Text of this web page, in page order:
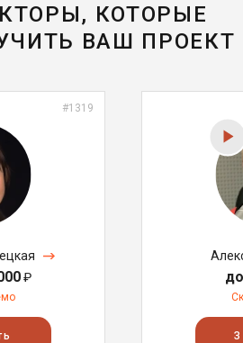
КОТОРЫЕ
ВАШ ПРОЕКТ
#1319
₽